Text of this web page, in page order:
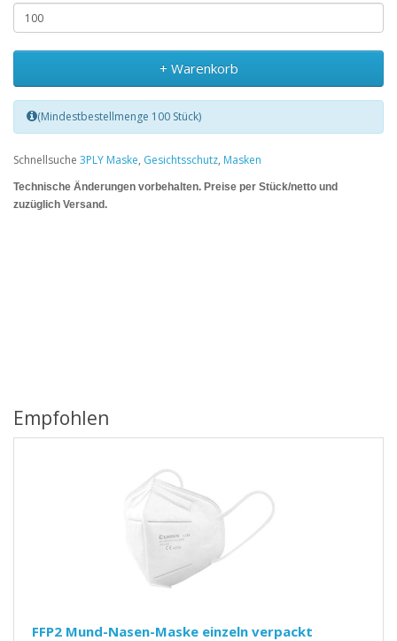
+ Warenkorb
(Mindestbestellmenge 100 Stück)
Schnellsuche 3PLY Maske, Gesichtsschutz, Masken
Technische Änderungen vorbeha lten. Preise per Stück/netto und
zuzüglich Versand.
Empfohlen
FFP2 Mund-Nasen-Maske einzeln verpackt